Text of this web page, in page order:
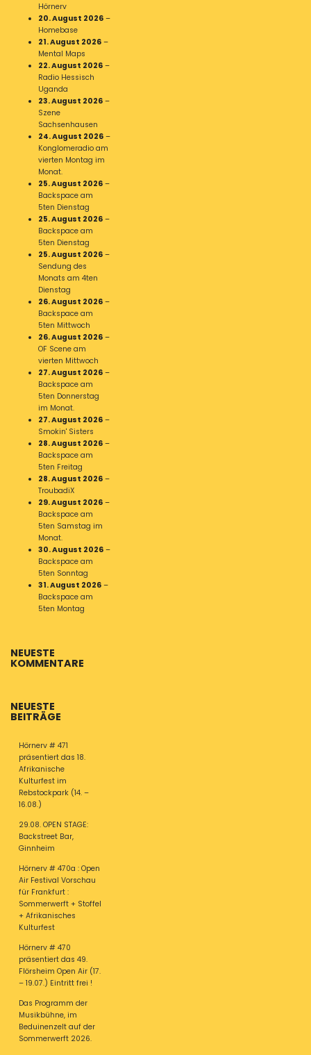
Hörnerv
20. August 2026 –
Homebase
21. August 2026 –
Mental Maps
22. August 2026 –
Radio Hessisch
Uganda
23. August 2026 –
Szene
Sachsenhausen
24. August 2026 –
Konglomeradio am
vierten Montag im
Monat.
25. August 2026 –
Backspace am
5ten Dienstag
25. August 2026 –
Backspace am
5ten Dienstag
25. August 2026 –
Sendung des
Monats am 4ten
Dienstag
26. August 2026 –
Backspace am
5ten Mittwoch
26. August 2026 –
OF Scene am
vierten Mittwoch
27. August 2026 –
Backspace am
5ten Donnerstag
im Monat.
27. August 2026 –
Smokin' Sisters
28. August 2026 –
Backspace am
5ten Freitag
28. August 2026 –
TroubadiX
29. August 2026 –
Backspace am
5ten Samstag im
Monat.
30. August 2026 –
Backspace am
5ten Sonntag
31. August 2026 –
Backspace am
5ten Montag
NEUESTE
KOMMENTARE
NEUESTE
BEITRÄGE
Hörnerv # 471
präsentiert das 18.
Afrikanische
Kulturfest im
Rebstockpark (14. –
16.08.)
29.08. OPEN STAGE:
Backstreet Bar,
Ginnheim
Hörnerv # 470a : Open
Air Festival Vorschau
für Frankfurt :
Sommerwerft + Stoffel
+ Afrikanisches
Kulturfest
Hörnerv # 470
präsentiert das 49.
Flörsheim Open Air (17.
– 19.07.) Eintritt frei !
Das Programm der
Musikbühne, im
Beduinenzelt auf der
Sommerwerft 2026.